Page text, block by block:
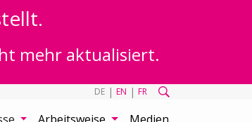
mehr aktualisiert.
DE | EN | FR